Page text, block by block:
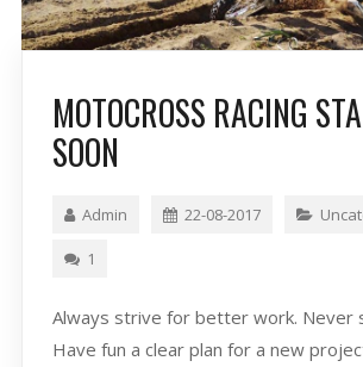
MOTOCROSS RACING
SOON
Admin 22-08-2017
1
Always strive for better work. Never
Have fun a clear plan for a new